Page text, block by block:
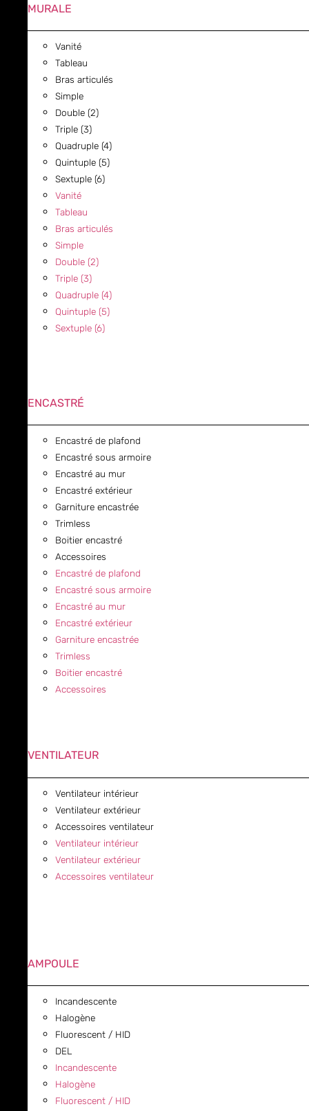
MURALE
Vanité
Tableau
Bras articulés
Simple
Double (2)
Triple (3)
Quadruple (4)
Quintuple (5)
Sextuple (6)
Vanité
Tableau
Bras articulés
Simple
Double (2)
Triple (3)
Quadruple (4)
Quintuple (5)
Sextuple (6)
ENCASTRÉ
Encastré de plafond
Encastré sous armoire
Encastré au mur
Encastré extérieur
Garniture encastrée
Trimless
Boitier encastré
Accessoires
Encastré de plafond
Encastré sous armoire
Encastré au mur
Encastré extérieur
Garniture encastrée
Trimless
Boitier encastré
Accessoires
VENTILATEUR
Ventilateur intérieur
Ventilateur extérieur
Accessoires ventilateur
Ventilateur intérieur
Ventilateur extérieur
Accessoires ventilateur
AMPOULE
Incandescente
Halogène
Fluorescent / HID
DEL
Incandescente
Halogène
Fluorescent / HID